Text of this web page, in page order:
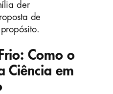
der
de
Como o
Ciência em